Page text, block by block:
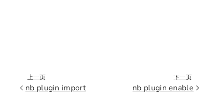
上一页
nb plugin import
下一页
nb plugin enable